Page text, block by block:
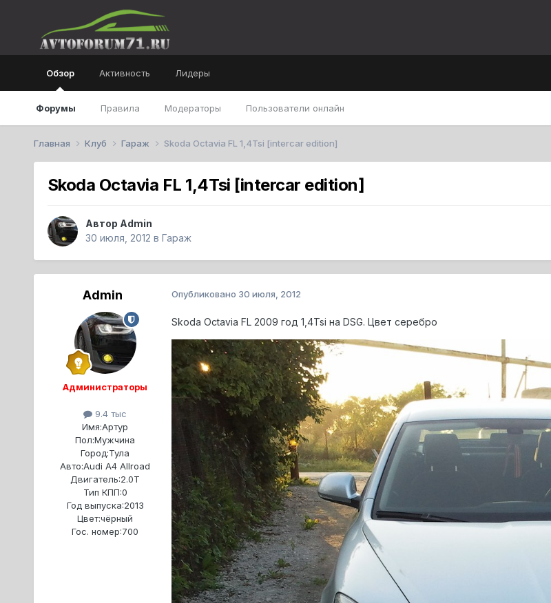
Обзор
Форумы Правила Модераторы Пользователи онлайн
Активность Лидеры
Главная Клуб Гараж Skoda Octavia FL 1,4Tsi [intercar edition]
Skoda Octavia FL 1,4Tsi [intercar edition]
Автор Admin
30 июля, 2012 в Гараж
Admin
Администраторы
9.4 тыс
Имя:Артур
Пол:Мужчина
Город:Тула
Авто:Audi A4 Allroad
Двигатель:2.0T
Тип КПП:0
Год выпуска:2013
Цвет:чёрный
Гос. номер:700
Опубликовано 30 июля, 2012
Skoda Octavia FL 2009 год 1,4Tsi на DSG. Цвет серебро